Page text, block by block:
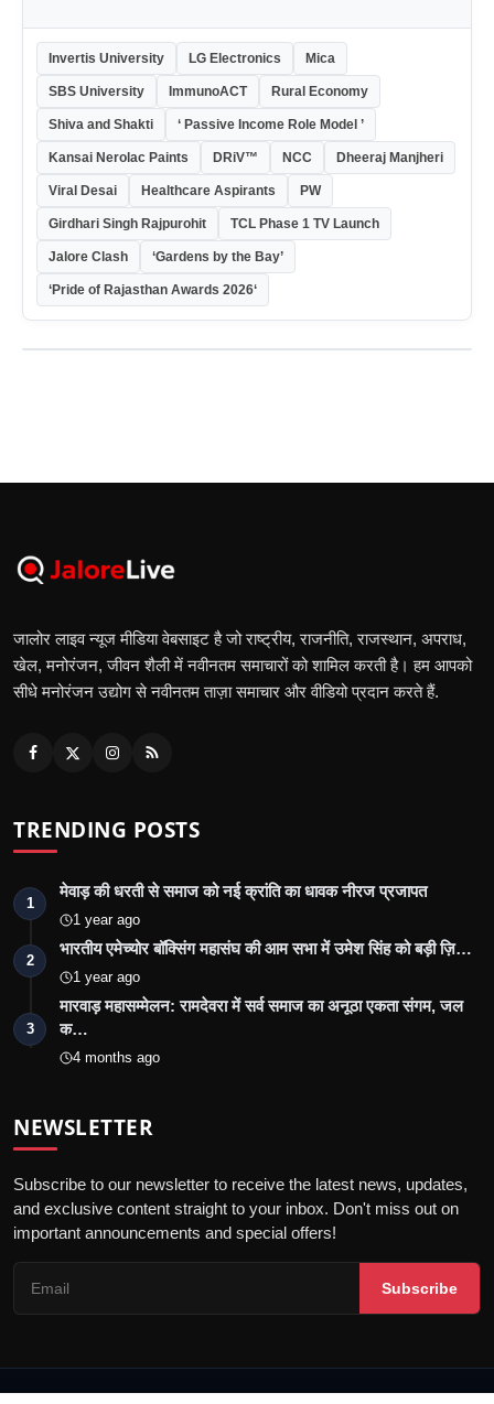
Invertis University LG Electronics Mica
SBS University ImmunoACT Rural Economy
Shiva and Shakti ‘ Passive Income Role Model ’
Kansai Nerolac Paints DRiV™ NCC Dheeraj Manjheri
Viral Desai Healthcare Aspirants PW
Girdhari Singh Rajpurohit TCL Phase 1 TV Launch
Jalore Clash ‘Gardens by the Bay’
‘Pride of Rajasthan Awards 2026‘
जालोर लाइव न्यूज मीडिया वेबसाइट है जो राष्ट्रीय, राजनीति, राजस्थान, अपराध,
खेल, मनोरंजन, जीवन शैली में नवीनतम समाचारों को शामिल करती है। हम आपको
सीधे मनोरंजन उद्योग से नवीनतम ताज़ा समाचार और वीडियो प्रदान करते हैं.
TRENDING POSTS
1
मेवाड़ की धरती से समाज को नई क्रांति का धावक नीरज प्रजापत
1 year ago
2
भारतीय एमेच्योर बॉक्सिंग महासंघ की आम सभा में उमेश सिंह को बड़ी ज़ि…
1 year ago
3
मारवाड़ महासम्मेलन: रामदेवरा में सर्व समाज का अनूठा एकता संगम, जल
क…
4 months ago
NEWSLETTER
Subscribe to our newsletter to receive the latest news, updates,
and exclusive content straight to your inbox. Don't miss out on
important announcements and special offers!
Subscribe